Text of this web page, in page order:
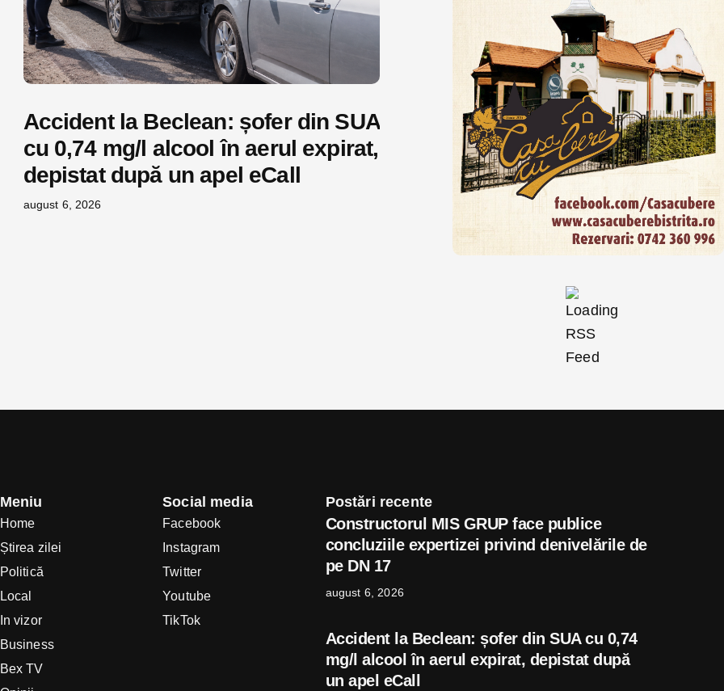
Accident la Beclean: șofer din SUA
cu 0,74 mg/l alcool în aerul expirat,
depistat după un apel eCall
august 6, 2026
Meniu
Home
Știrea zilei
Politică
Local
In vizor
Business
Bex TV
Social media
Facebook
Instagram
Twitter
Youtube
TikTok
Postări recente
Constructorul MIS GRUP face publice
concluziile expertizei privind denivelările de
pe DN 17
august 6, 2026
Accident la Beclean: șofer din SUA cu 0,74
mg/l alcool în aerul expirat, depistat după
un apel eCall